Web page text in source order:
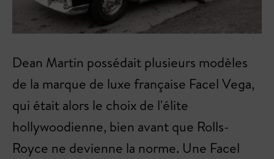
Dean Martin possédait plusieurs modèles
de la marque de luxe française Facel Vega,
qui était alors le choix de l'élite
hollywoodienne, bien avant que Rolls-
Royce ne devienne la norme. Une Facel